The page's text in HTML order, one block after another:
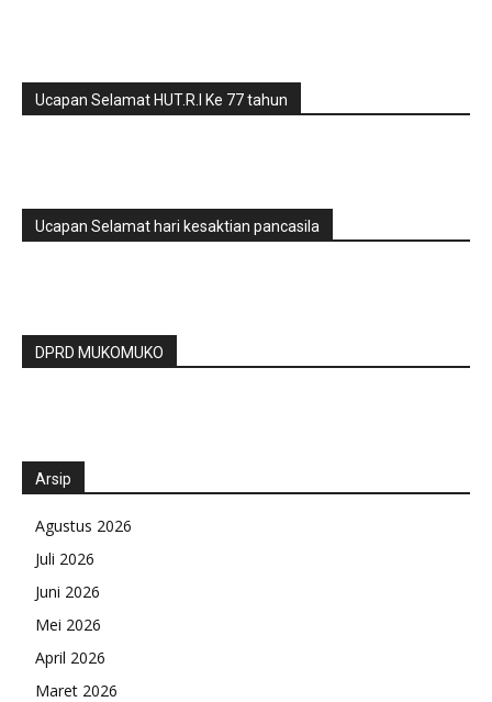
Ucapan Selamat HUT.R.I Ke 77 tahun
Ucapan Selamat hari kesaktian pancasila
DPRD MUKOMUKO
Arsip
Agustus 2026
Juli 2026
Juni 2026
Mei 2026
April 2026
Maret 2026